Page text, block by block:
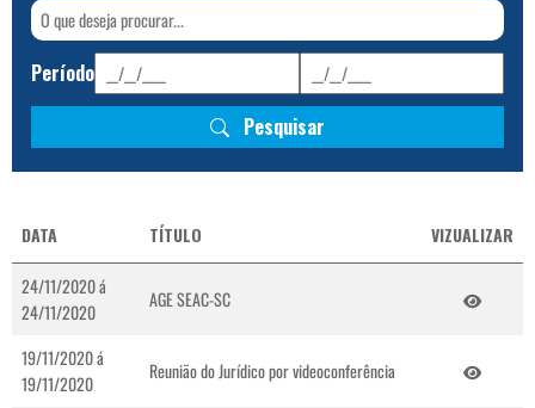
Período
Pesquisar
DATA TÍTULO VIZUALIZAR
24/11/2020 á
24/11/2020
AGE SEAC-SC
19/11/2020 á
19/11/2020
Reunião do Jurídico por videoconferência